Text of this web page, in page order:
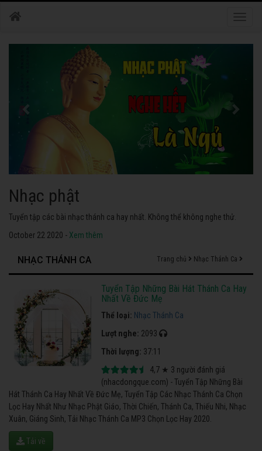
Nhạc phật
Tuyển tập các bài nhạc thánh ca hay nhất. Không thể không nghe thử.
October 22 2020 - Xem thêm
NHẠC THÁNH CA Trang chủ Nhạc Thánh Ca
Tuyển Tập Những Bài Hát Thánh Ca Hay
Nhất Về Đức Mẹ
Thể loại: Nhạc Thánh Ca
Lượt nghe: 2093
Thời lượng: 37:11
4,7 ★ 3 người đánh giá
(nhacdongque.com) - Tuyển Tập Những Bài
Hát Thánh Ca Hay Nhất Về Đức Mẹ, Tuyển Tập Các Nhạc Thánh Ca Chọn
Lọc Hay Nhất Như Nhạc Phật Giáo, Thời Chiến, Thánh Ca, Thiếu Nhi, Nhạc
Xuân, Giáng Sinh, Tải Nhạc Thánh Ca MP3 Chọn Lọc Hay 2020.
Tải về